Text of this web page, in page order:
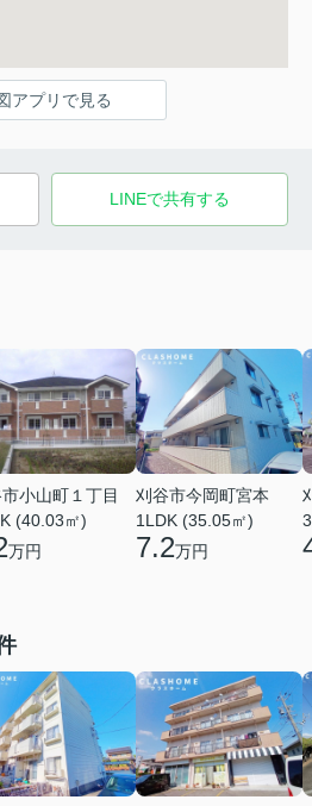
アプリで見る
LINEで共有する
小山町１丁目
(40.03㎡)
万円
刈谷市今岡町宮本
1LDK (35.05㎡)
7.2万円